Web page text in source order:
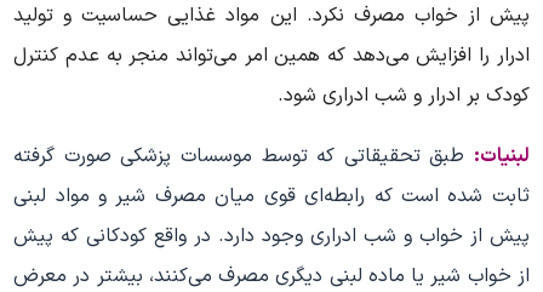
پیش از خواب مصرف نکرد. این مواد غذایی حساسیت و تولید
ادرار را افزایش می‌دهد که همین امر می‌تواند منجر به عدم کنترل
کودک بر ادرار و شب ادراری شود.
لبنیات: طبق تحقیقاتی که توسط موسسات پزشکی صورت گرفته
ثابت شده است که رابطه‌ای قوی میان مصرف شیر و مواد لبنی
پیش از خواب و شب ادراری وجود دارد. در واقع کودکانی که پیش
از خواب شیر یا ماده لبنی دیگری مصرف می‌کنند، بیشتر در معرض